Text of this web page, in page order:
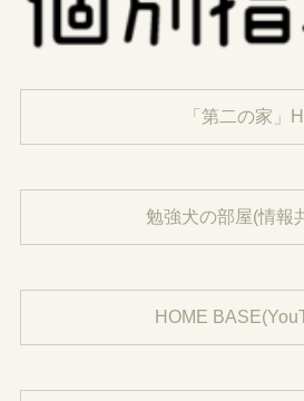
「第二の家」
勉強犬の部屋(情報
HOME